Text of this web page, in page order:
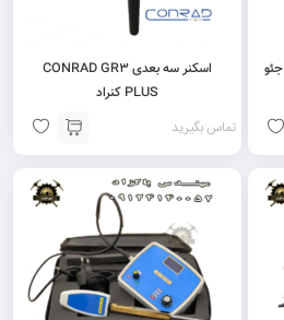
گنج یاب حرفه ای GEO HUNTER جئو
اسکنر سه بعدی CONRAD GR3
PLUS کنراد
تماس بگیرید